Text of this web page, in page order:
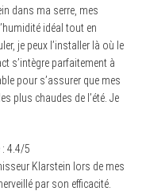
dans ma serre, mes
idéal tout en
je peux l’installer là où le
s’intègre parfaitement à
pour s’assurer que mes
plus chaudes de l’été. Je
4.4/5
Klarstein lors de mes
par son efficacité.